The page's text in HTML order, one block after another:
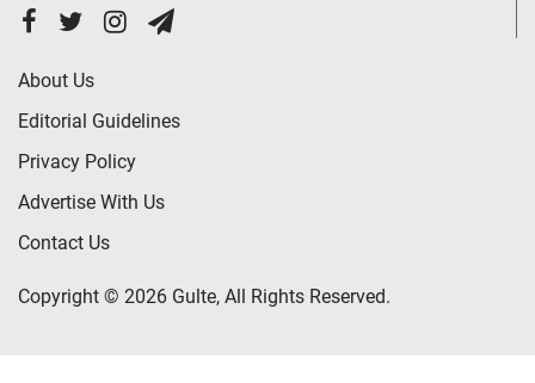
About Us
Editorial Guidelines
Privacy Policy
Advertise With Us
Contact Us
Copyright © 2026 Gulte, All Rights Reserved.